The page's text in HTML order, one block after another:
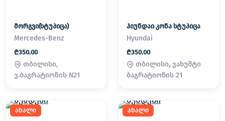
მორგვი(სტუპიცა)
Mercedes-Benz
₾350.00
თბილისი,
ვ.ბაგრატიონის N21
ჰიუნდაი კონა სტუპიცა
Hyundai
₾350.00
თბილისი, ვახუშტი
ბაგრატიონის 21
ახალი ახალი